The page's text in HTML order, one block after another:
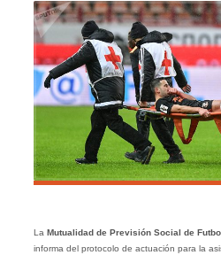
La Mutualidad de Previsión Social de
informa del protocolo de actuación para la